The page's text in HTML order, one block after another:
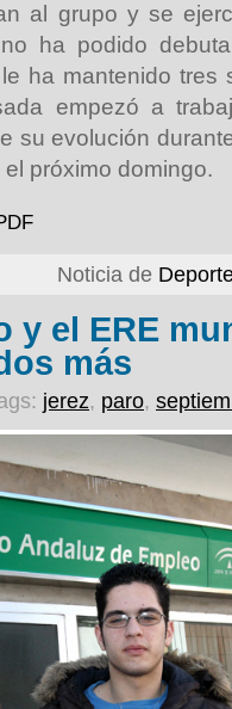
al grupo y se
ha podido
ha mantenido tres
empezó a
su evolución
próximo domingo.
Noticia de
y el ERE
más
jerez, paro,